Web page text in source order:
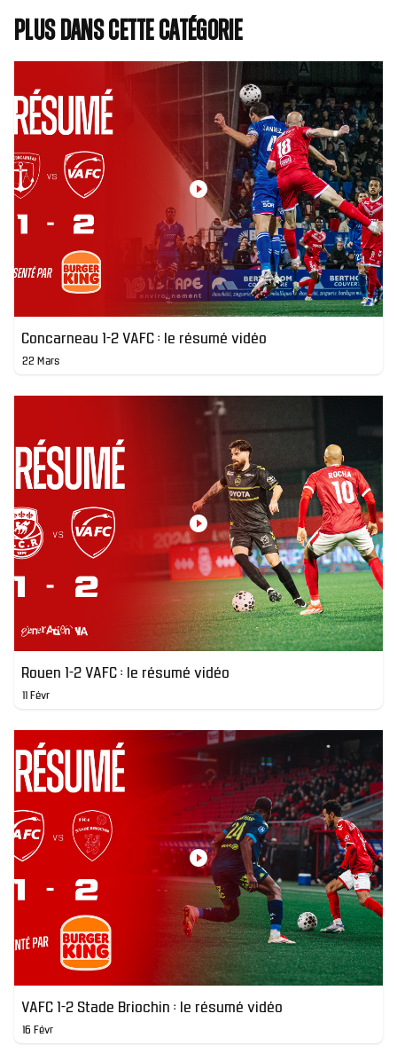
Plus dans cette catégorie
Concarneau 1-2 VAFC : le résumé vidéo
22 Mars
Rouen 1-2 VAFC : le résumé vidéo
11 Févr
VAFC 1-2 Stade Briochin : le résumé vidéo
16 Févr